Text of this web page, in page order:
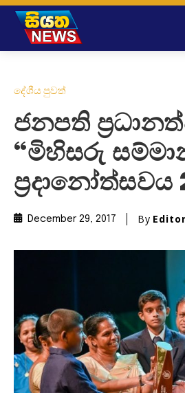
දේශීය පුවත්
ජනපති
“මිහිසරු
ප්‍රදානෝත්සවය
December 29, 2017 By